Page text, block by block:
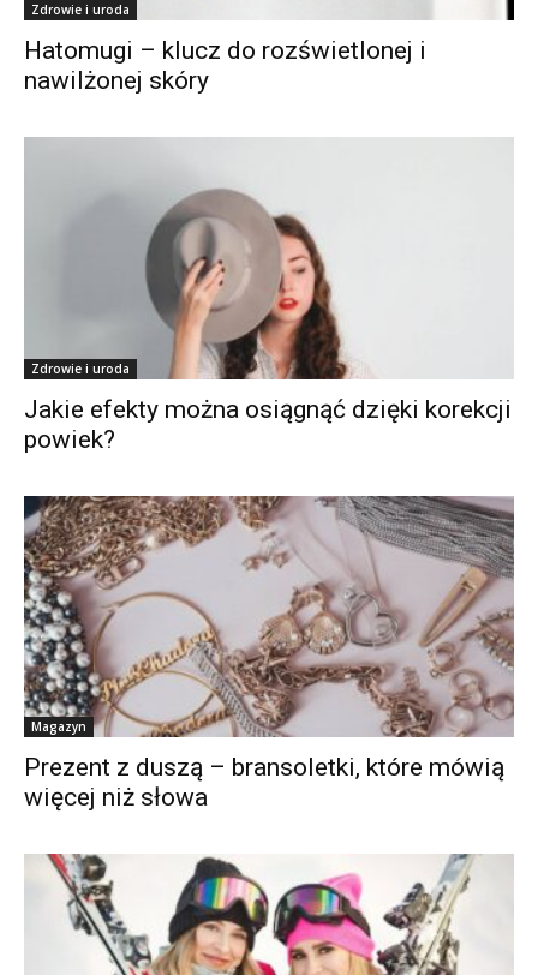
Zdrowie i uroda
Hatomugi – klucz do rozświetlonej i
nawilżonej skóry
Zdrowie i uroda
Jakie efekty można osiągnąć dzięki korekcji
powiek?
Magazyn
Prezent z duszą – bransoletki, które mówią
więcej niż słowa